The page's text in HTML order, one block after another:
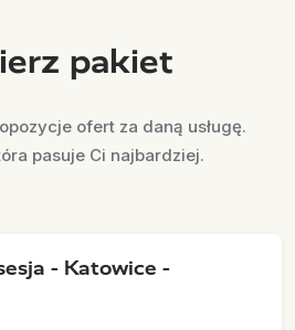
pakiet
ofert za daną usługę.
pasuje Ci najbardziej.
- Katowice -